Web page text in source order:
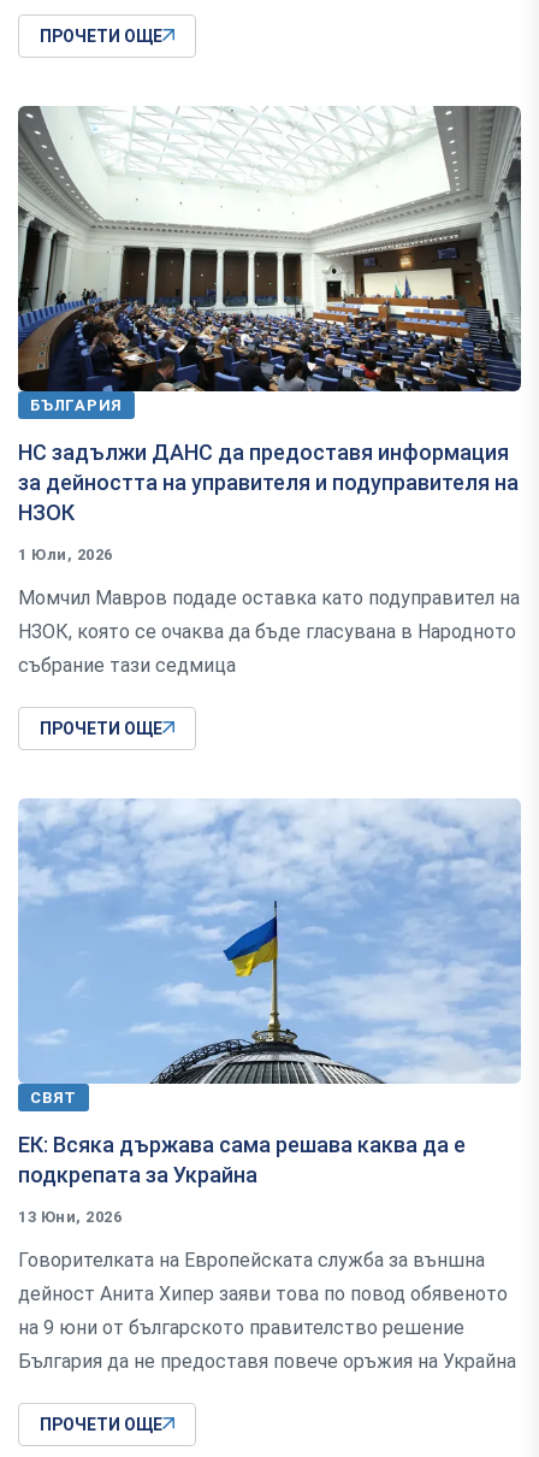
ПРОЧЕТИ ОЩЕ
БЪЛГАРИЯ
НС задължи ДАНС да предоставя информация
за дейността на управителя и подуправителя на
НЗОК
1 Юли, 2026
Момчил Мавров подаде оставка като подуправител на
НЗОК, която се очаква да бъде гласувана в Народното
събрание тази седмица
ПРОЧЕТИ ОЩЕ
СВЯТ
ЕК: Всяка държава сама решава каква да е
подкрепата за Украйна
13 Юни, 2026
Говорителката на Европейската служба за външна
дейност Анита Хипер заяви това по повод обявеното
на 9 юни от българското правителство решение
България да не предоставя повече оръжия на Украйна
ПРОЧЕТИ ОЩЕ